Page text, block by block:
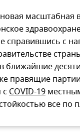
масштабная
справившись с
ближайшие
правящие
COVID-19
все по